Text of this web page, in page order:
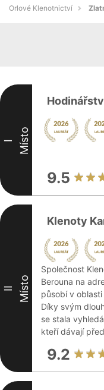
Orlové Klenotnictví
I Místo
9.5
II Místo
Klenoty
Společnost
Berouna na
působí v
Díky svým
se stala
kteří dávají
9.2